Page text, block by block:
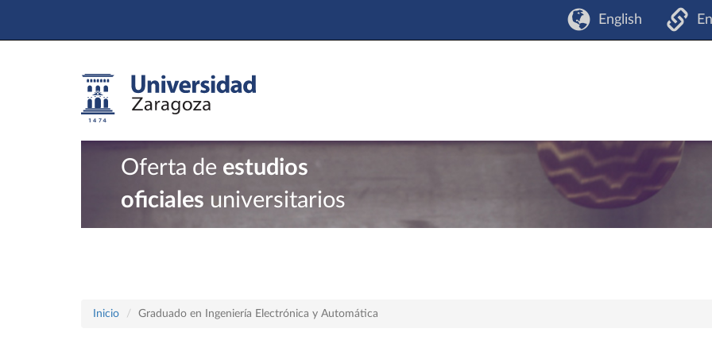
English
Oferta de estudios
oficiales universitarios
Inicio Graduado en Ingeniería Electrónica y Automática